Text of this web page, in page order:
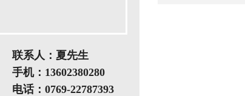
联系人：夏先生
手机：13602380280
电话：0769-22787393